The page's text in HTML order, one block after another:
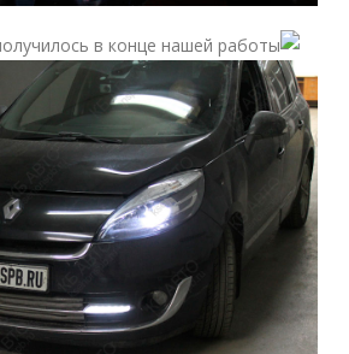
в конце нашей работы